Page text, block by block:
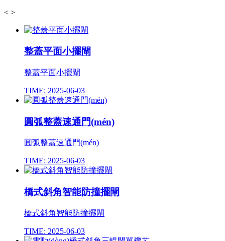
< >
整蓋平面小擺閘
整蓋平面小擺閘
TIME: 2025-06-03
圓弧整蓋速通門(mén)
圓弧整蓋速通門(mén)
TIME: 2025-06-03
橋式斜角智能防撞擺閘
橋式斜角智能防撞擺閘
TIME: 2025-06-03